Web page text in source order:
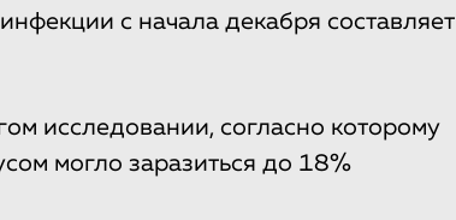
с начала декабря составляет
исследовании, согласно которому
могло заразиться до 18%